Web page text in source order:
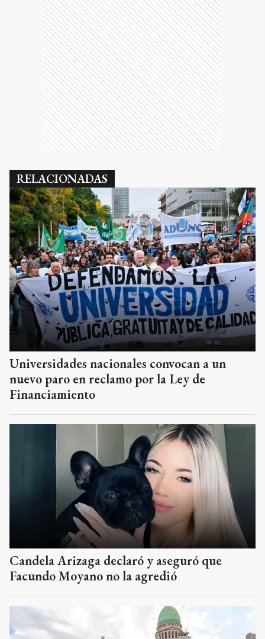
RELACIONADAS
Universidades nacionales convocan a un
nuevo paro en reclamo por la Ley de
Financiamiento
Candela Arizaga declaró y aseguró que
Facundo Moyano no la agredió